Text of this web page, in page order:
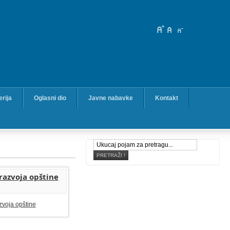
Oglasni dio Javne nabavke Kontakt
opštine
opštine